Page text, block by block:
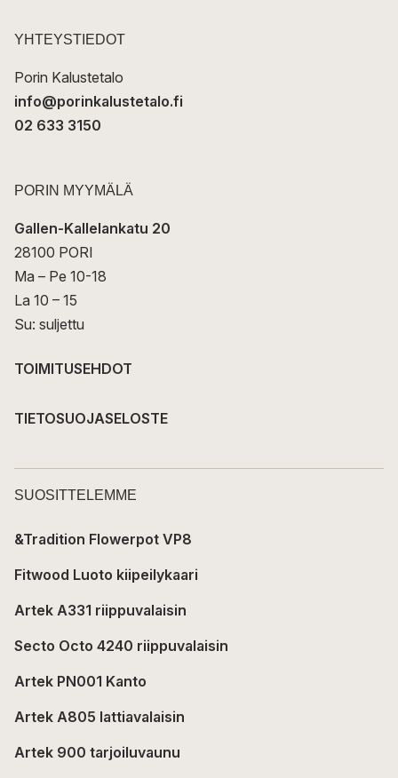
t
YHTEYSTIEDOT
Porin Kalustetalo
info@porinkalustetalo.fi
02 633 3150
PORIN MYYMÄLÄ
Gallen-Kallelankatu 20
28100 PORI
Ma – Pe 10-18
La 10 – 15
Su: suljettu
TOIMITUSEHDOT
TIETOSUOJASELOSTE
SUOSITTELEMME
&Tradition Flowerpot VP8
Fitwood Luoto kiipeilykaari
Artek A331 riippuvalaisin
Secto Octo 4240 riippuvalaisin
Artek PN001 Kanto
Artek A805 lattiavalaisin
Artek 900 tarjoiluvaunu